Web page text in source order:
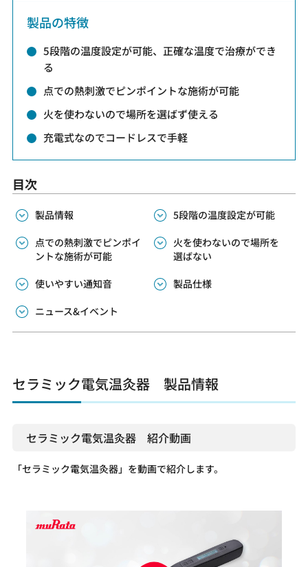
製品の特徴
5段階の温度設定が可能、正確な温度で治療ができ
る
点での熱刺激でピンポイントな施術が可能
火を使わないので場所を選ばず使える
充電式なのでコードレスで手軽
目次
製品情報
5段階の温度設定が可能
点での熱刺激でピンポイ
ントな施術が可能
火を使わないので場所を
選ばない
使いやすい通知音
製品仕様
ニュース&イベント
セラミック電気温灸器 製品情報
セラミック電気温灸器 紹介動画
「セラミック電気温灸器」を動画で紹介します。